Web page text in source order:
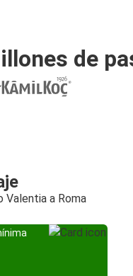
de
Valentia a Roma